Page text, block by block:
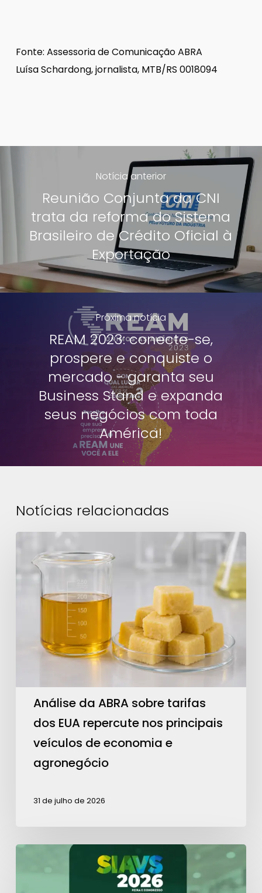
Fonte: Assessoria de Comunicação ABRA
Luísa Schardong, jornalista, MTB/RS 0018094
Notícia anterior
Reunião Conjunta da CNI
trata da reforma do Sistema
Brasileiro de Crédito Oficial à
Exportação
Próxima notícia
REAM 2023: conecte-se,
prospere e conquiste o
mercado - garanta seu
Business Stand e expanda
seus negócios com toda
América!
Notícias relacionadas
ABRA
sobre
tarifas
repercute
principais
veículos
economia
Análise da ABRA sobre tarifas
dos EUA repercute nos principais
veículos de economia e
agronegócio
31 de julho de 2026